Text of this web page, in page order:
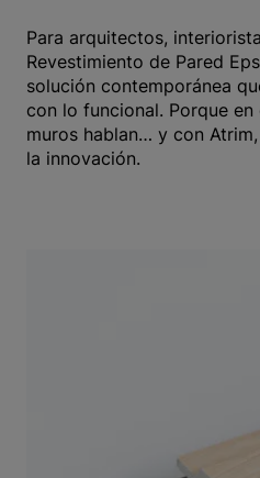
Para arquitectos,
Revestimiento de Pared
solución contemporánea
con lo funcional. Porque
muros hablan… y con
la innovación.